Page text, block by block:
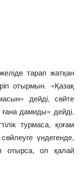
тарап жатқан
отырмын. «Қазақ
дейді, сөйте
ғана дамиды» дейді.
турмаса, қоғам
үндегенде,
ол қалай